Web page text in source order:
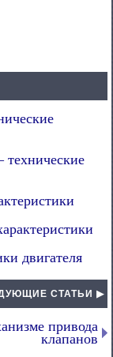
двигателя
СТАТЬИ ▶
привода
клапанов